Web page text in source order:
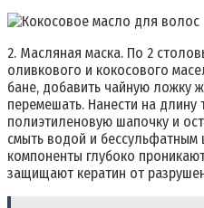
2. Масляная маска. По 2
оливкового и кокосового
бане, добавить чайную ложку
перемешать. Нанести на длину
полиэтиленовую шапочку и
смыть водой и
компоненты глубоко
защищают кератин от